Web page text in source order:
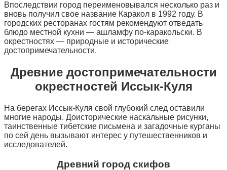
Впоследствии город переименовывался несколько раз и
вновь получил свое название Каракол в 1992 году. В
городских ресторанах гостям рекомендуют отведать
блюдо местной кухни — ашламфу по-каракольски. В
окрестностях — природные и исторические
достопримечательности.
Древние достопримечательности
окрестностей Иссык-Куля
На берегах Иссык-Куля свой глубокий след оставили
многие народы. Доисторические наскальные рисунки,
таинственные тибетские письмена и загадочные курганы
по сей день вызывают интерес у путешественников и
исследователей.
Древний город скифов